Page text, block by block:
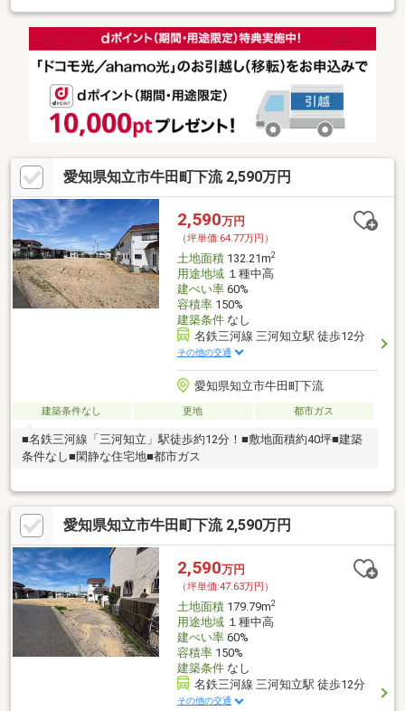
愛知県知立市牛田町下流 2,590万円
2,590万円
（坪単価:64.77万円）
土地面積132.21m2
用途地域１種中高
建ぺい率60%
容積率150%
建築条件なし
名鉄三河線 三河知立駅 徒歩12分
その他の交通
愛知県知立市牛田町下流
建築条件なし 更地 都市ガス
■名鉄三河線「三河知立」駅徒歩約12分！■敷地面積約40坪■建築
条件なし■閑静な住宅地■都市ガス
愛知県知立市牛田町下流 2,590万円
2,590万円
（坪単価:47.63万円）
土地面積179.79m2
用途地域１種中高
建ぺい率60%
容積率150%
建築条件なし
名鉄三河線 三河知立駅 徒歩12分
その他の交通